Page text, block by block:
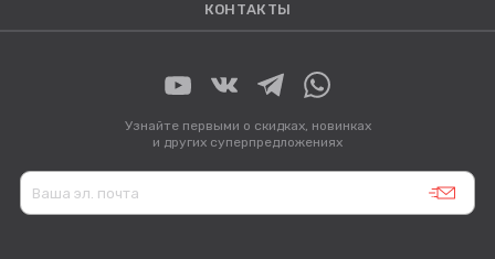
КОНТАКТЫ
Узнайте первыми о скидках, новинках
и других суперпредложениях